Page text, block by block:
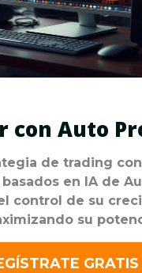
con Auto
de trading
en IA de
control de su
su
GRATIS